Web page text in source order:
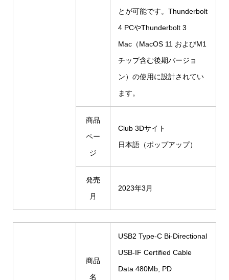
とが可能です。Thunderbolt
4 PCやThunderbolt 3
Mac（MacOS 11 およびM1
チップ含む後期バージョ
ン）の使用に設計されてい
ます。
商品
ペー
ジ
Club 3Dサイト
日本語（ポップアップ）
発売
月
2023年3月
商品
名
USB2 Type-C Bi-Directional
USB-IF Certified Cable
Data 480Mb, PD